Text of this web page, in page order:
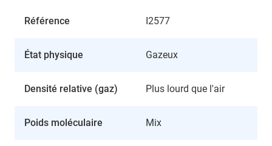
Référence I2577
État physique Gazeux
Densité relative (gaz) Plus lourd que l'air
Poids moléculaire Mix